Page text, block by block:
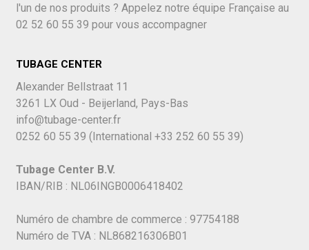
l'un de nos produits ? Appelez notre équipe Française au
02 52 60 55 39 pour vous accompagner
TUBAGE CENTER
Alexander Bellstraat 11
3261 LX Oud - Beijerland, Pays-Bas
info@tubage-center.fr
0252 60 55 39 (International +33 252 60 55 39)
Tubage Center B.V.
IBAN/RIB : NL06INGB0006418402
Numéro de chambre de commerce : 97754188
Numéro de TVA : NL868216306B01